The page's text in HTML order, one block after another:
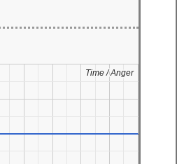
Time / Anger
Time / Anger